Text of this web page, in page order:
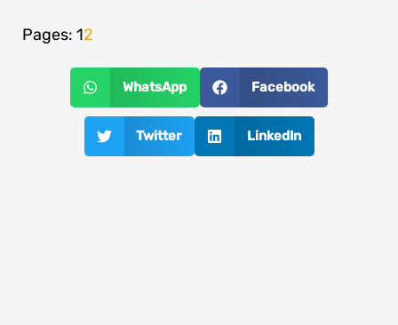
Pages: 12
WhatsApp Facebook
Twitter LinkedIn